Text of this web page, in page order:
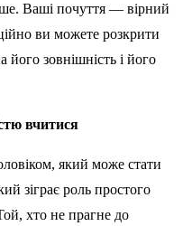
Ваші почуття — вірний
ви можете розкрити
його зовнішність і його
вчитися
який може стати
зіграє роль простого
хто не прагне до